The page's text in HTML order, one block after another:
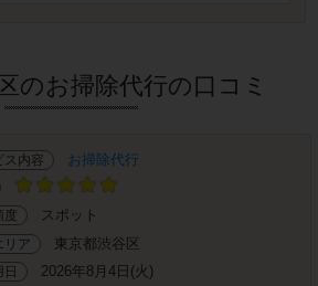
のお掃除代行の口コミ
ス内容 お掃除代行
度
スポット
リア 東京都渋谷区
日 2026年8月4日(火)